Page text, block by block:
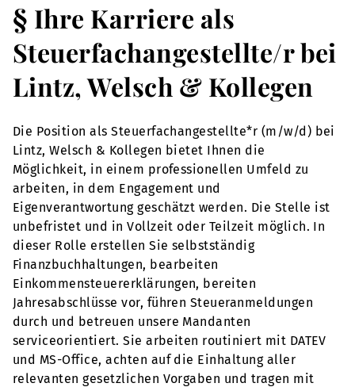
§ Ihre Karriere als
Steuerfachangestellte/r bei
Lintz, Welsch & Kollegen
Die Position als Steuerfachangestellte*r (m/w/d) bei
Lintz, Welsch & Kollegen bietet Ihnen die
Möglichkeit, in einem professionellen Umfeld zu
arbeiten, in dem Engagement und
Eigenverantwortung geschätzt werden. Die Stelle ist
unbefristet und in Vollzeit oder Teilzeit möglich. In
dieser Rolle erstellen Sie selbstständig
Finanzbuchhaltungen, bearbeiten
Einkommensteuererklärungen, bereiten
Jahresabschlüsse vor, führen Steueranmeldungen
durch und betreuen unsere Mandanten
serviceorientiert. Sie arbeiten routiniert mit DATEV
und MS-Office, achten auf die Einhaltung aller
relevanten gesetzlichen Vorgaben und tragen mit